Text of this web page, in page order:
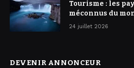
Tourisme : les
méconnus du
24 juillet 2026
DEVENIR ANNONCEUR